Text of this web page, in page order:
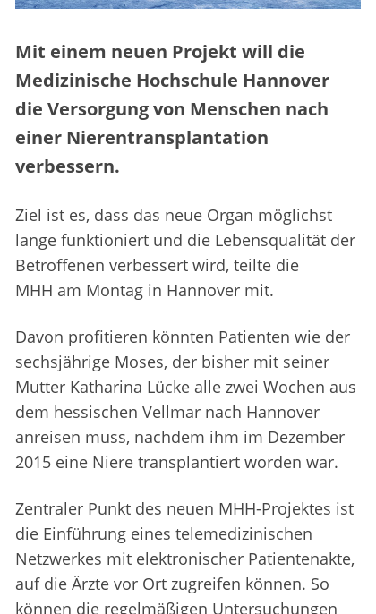
Mit einem neuen Projekt will die
Medizinische Hochschule Hannover
die Versorgung von Menschen nach
einer Nierentransplantation
verbessern.
Ziel ist es, dass das neue Organ möglichst
lange funktioniert und die Lebensqualität der
Betroffenen verbessert wird, teilte die
MHH am Montag in Hannover mit.
Davon profitieren könnten Patienten wie der
sechsjährige Moses, der bisher mit seiner
Mutter Katharina Lücke alle zwei Wochen aus
dem hessischen Vellmar nach Hannover
anreisen muss, nachdem ihm im Dezember
2015 eine Niere transplantiert worden war.
Zentraler Punkt des neuen MHH-Projektes ist
die Einführung eines telemedizinischen
Netzwerkes mit elektronischer Patientenakte,
auf die Ärzte vor Ort zugreifen können. So
können die regelmäßigen Untersuchungen